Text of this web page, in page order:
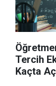
Tercih
Kaçta